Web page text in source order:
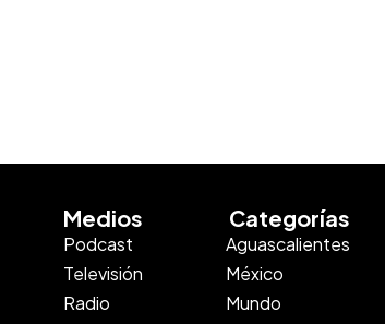
Medios
Podcast
Televisión
Radio
Categorías
Aguascalientes
México
Mundo